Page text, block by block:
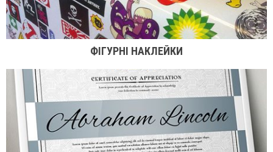
ФІГУРНІ НАКЛЕЙКИ